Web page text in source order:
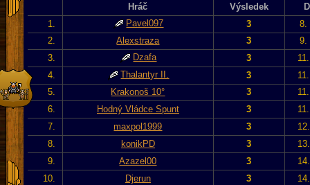
Hráč Výsledek
1.
Pavel097 3
8.
2.
Alexstraza 3
9.
3.
Dzafa 3
4.
Thalantyr II. 3
5.
Krakonoš 10° 3
6.
Hodný Vládce Spunt 3
7.
maxpol1999 3
8.
konikPD 3
9.
Azazel00 3
10.
Djerun 3